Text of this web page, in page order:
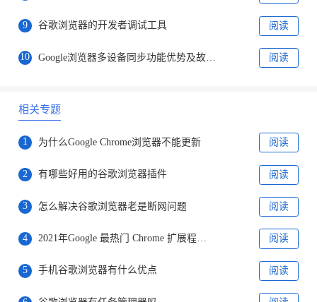
9 谷歌浏览器的开发者调试工具 阅读
10 Google浏览器多设备同步功能优势及故障排查 阅读
相关专题
1 为什么Google Chrome浏览器不能更新 阅读
2 有哪些好用的谷歌浏览器插件 阅读
3 怎么解决谷歌浏览器老是断网问题 阅读
4 阅读
5 手机谷歌浏览器有什么优点 阅读